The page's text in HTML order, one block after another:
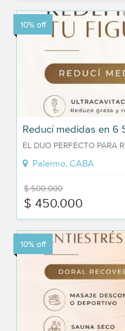
10% off
Reducí medidas en 6
EL DUO PERFECTO PARA
Palermo, CABA
$ 500.000
$ 450.000
10% off